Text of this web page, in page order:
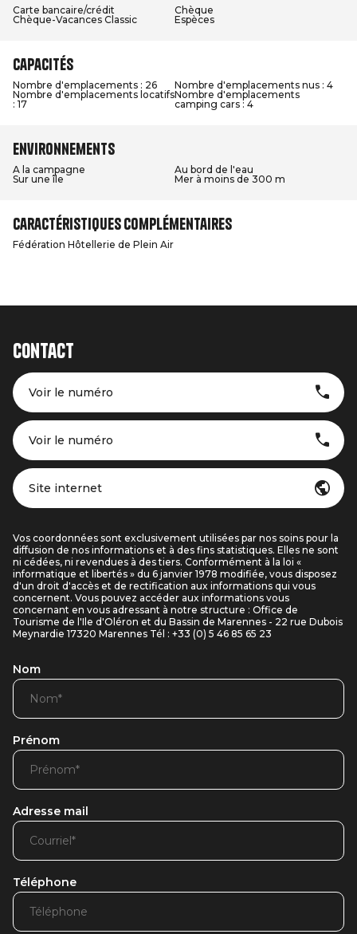
Carte bancaire/crédit
Chèque
Chèque-Vacances Classic
Espèces
Capacités
Nombre d'emplacements : 26
Nombre d'emplacements nus : 4
Nombre d'emplacements locatifs
: 17
Nombre d'emplacements
camping cars : 4
Environnements
A la campagne
Au bord de l'eau
Sur une île
Mer à moins de 300 m
Caractéristiques complémentaires
Fédération Hôtellerie de Plein Air
Contact
Voir le numéro
Voir le numéro
Site internet
Vos coordonnées sont exclusivement utilisées par nos soins pour la
diffusion de nos informations et à des fins statistiques. Elles ne sont
ni cédées, ni revendues à des tiers. Conformément à la loi «
informatique et libertés » du 6 janvier 1978 modifiée, vous disposez
d'un droit d'accès et de rectification aux informations qui vous
concernent. Vous pouvez accéder aux informations vous
concernant en vous adressant à notre structure : Office de
Tourisme de l'Ile d'Oléron et du Bassin de Marennes - 22 rue Dubois
Meynardie 17320 Marennes Tél : +33 (0) 5 46 85 65 23
Nom
Prénom
Adresse mail
Téléphone